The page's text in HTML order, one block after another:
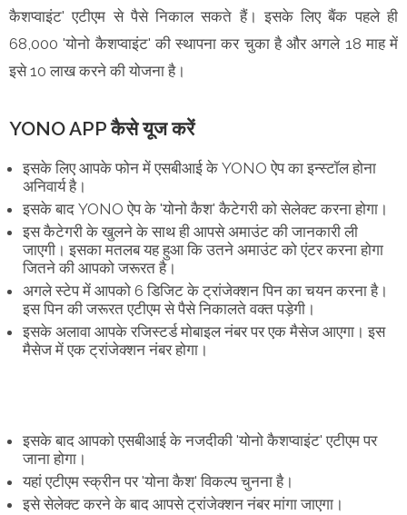
कैशप्वाइंट' एटीएम से पैसे निकाल सकते हैं। इसके लिए बैंक पहले ही
68,000 'योनो कैशप्वाइंट' की स्थापना कर चुका है और अगले 18 माह में
इसे 10 लाख करने की योजना है।
YONO APP कैसे यूज करें
इसके लिए आपके फोन में एसबीआई के YONO ऐप का इन्‍स्‍टॉल होना
अनिवार्य है।
इसके बाद YONO ऐप के 'योनो कैश' कैटेगरी को सेलेक्ट करना होगा।
इस कैटेगरी के खुलने के साथ ही आपसे अमाउंट की जानकारी ली
जाएगी। इसका मतलब यह हुआ कि उतने अमाउंट को एंटर करना होगा
जितने की आपको जरूरत है।
अगले स्‍टेप में आपको 6 डिजिट के ट्रांजेक्शन पिन का चयन करना है।
इस पिन की जरूरत एटीएम से पैसे निकालते वक्‍त पड़ेगी।
इसके अलावा आपके रजिस्‍टर्ड मोबाइल नंबर पर एक मैसेज आएगा। इस
मैसेज में एक ट्रांजेक्शन नंबर होगा।
इसके बाद आपको एसबीआई के नजदीकी 'योनो कैशप्वाइंट' एटीएम पर
जाना होगा।
यहां एटीएम स्‍क्रीन पर 'योना कैश' विकल्प चुनना है।
इसे सेलेक्‍ट करने के बाद आपसे ट्रांजेक्‍शन नंबर मांगा जाएगा।